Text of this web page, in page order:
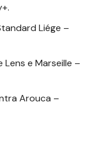
Liége –
e Marseille –
Arouca –